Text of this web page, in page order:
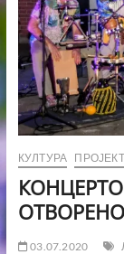
КУЛТУРА
ОТВОРЕНО
03.07.2020